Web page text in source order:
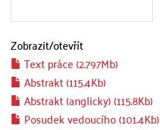
Zobrazit/otevřít
Text práce (2.797Mb)
Abstrakt (115.4Kb)
Abstrakt (anglicky) (115.8Kb)
Posudek vedoucího (101.4Kb)